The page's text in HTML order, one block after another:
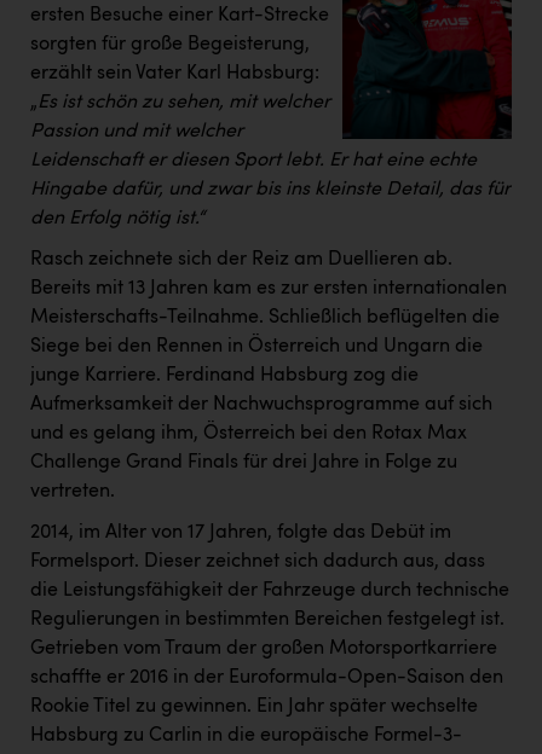
ZGONC
ZULuft - Zukunft Luft Austria
z.l.ö.
Österreichisches Hebammengremium
Wirtschaftskammer OÖ Energiehandel
Dopgas
kunden basics
kontakt
ersten Besuche einer Kart-Strecke
sorgten für große Begeisterung,
erzählt sein Vater Karl Habsburg:
„Es ist schön zu sehen, mit welcher
Passion und mit welcher
Leidenschaft er diesen Sport lebt. Er hat eine echte
Hingabe dafür, und zwar bis ins kleinste Detail, das für
den Erfolg nötig ist.“
Rasch zeichnete sich der Reiz am Duellieren ab.
Bereits mit 13 Jahren kam es zur ersten internationalen
Meisterschafts-Teilnahme. Schließlich beflügelten die
Siege bei den Rennen in Österreich und Ungarn die
junge Karriere. Ferdinand Habsburg zog die
Aufmerksamkeit der Nachwuchsprogramme auf sich
und es gelang ihm, Österreich bei den Rotax Max
Challenge Grand Finals für drei Jahre in Folge zu
vertreten.
2014, im Alter von 17 Jahren, folgte das Debüt im
Formelsport. Dieser zeichnet sich dadurch aus, dass
die Leistungsfähigkeit der Fahrzeuge durch technische
Regulierungen in bestimmten Bereichen festgelegt ist.
Getrieben vom Traum der großen Motorsportkarriere
schaffte er 2016 in der Euroformula-Open-Saison den
Rookie Titel zu gewinnen. Ein Jahr später wechselte
Habsburg zu Carlin in die europäische Formel-3-